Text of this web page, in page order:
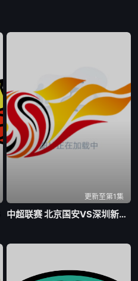
更新至第1集
中超联赛 北京国安VS深圳新鹏城20260807